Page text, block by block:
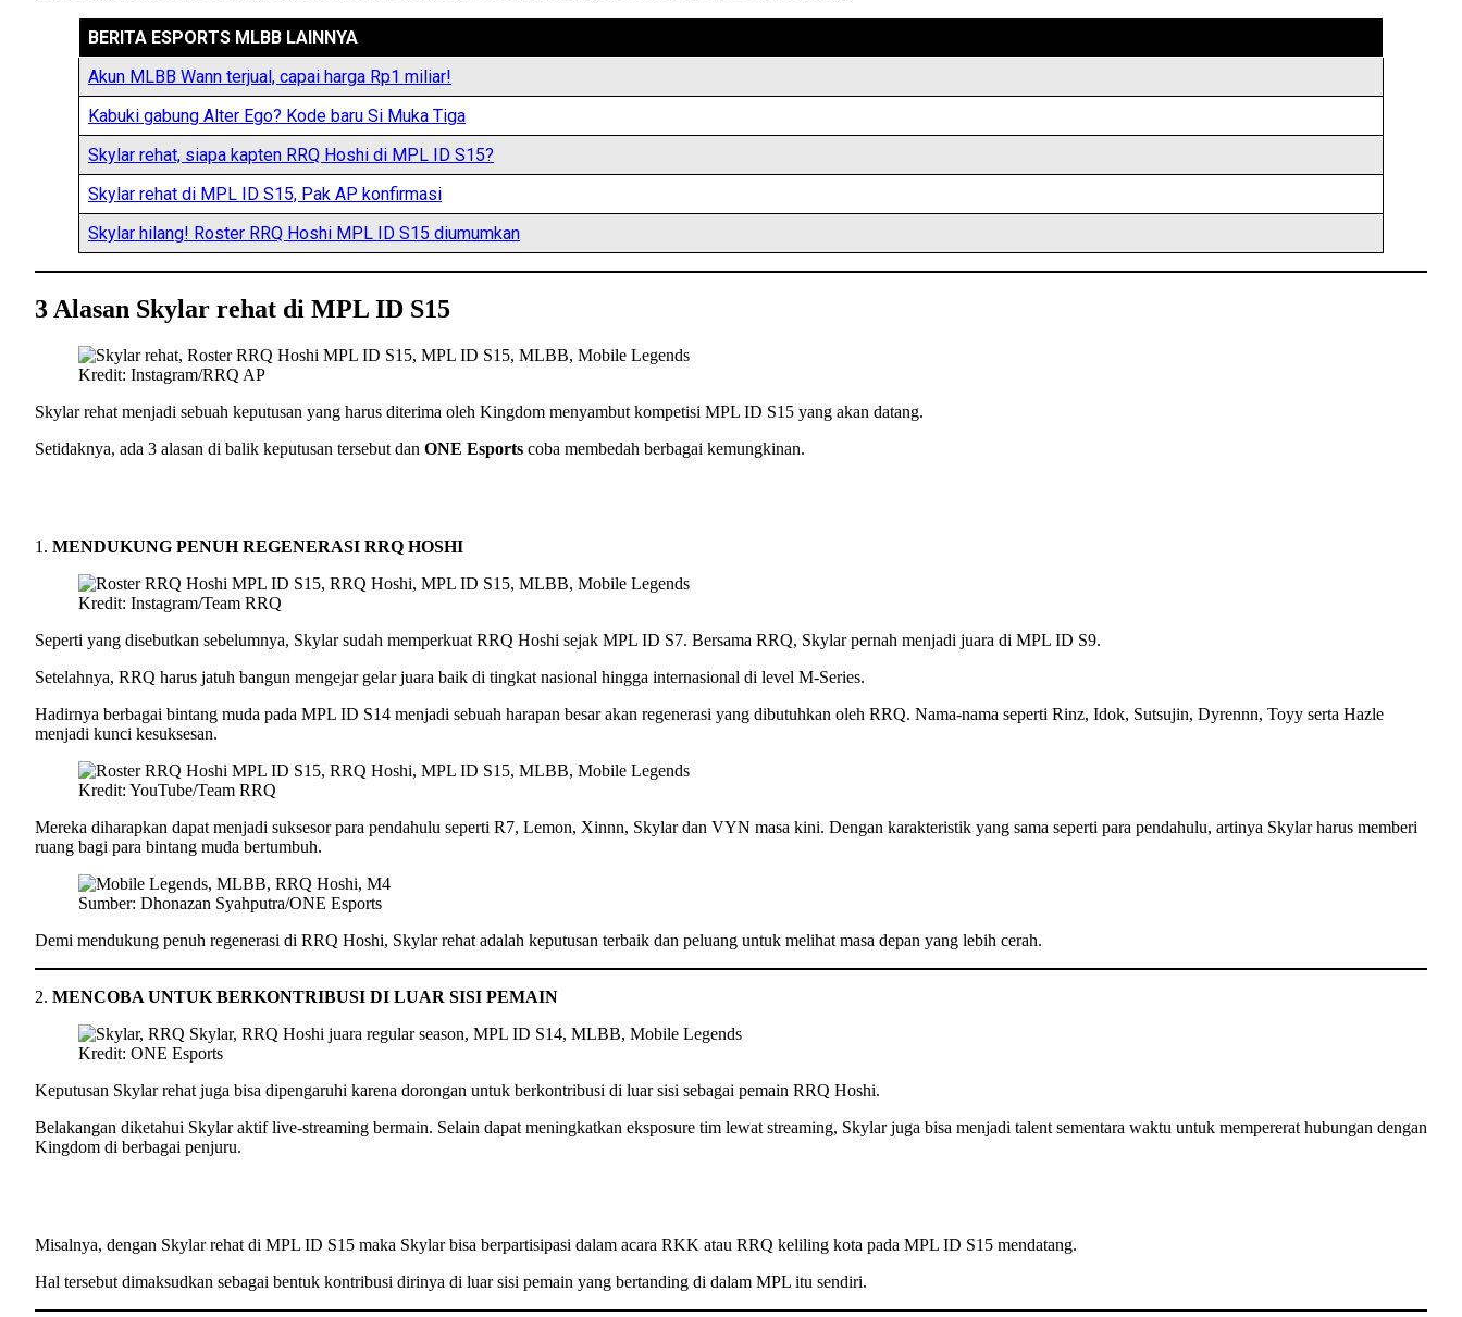
BERITA ESPORTS MLBB LAINNYA
Akun MLBB Wann terjual, capai harga Rp1 miliar!
Kabuki gabung Alter Ego? Kode baru Si Muka Tiga
Skylar rehat, siapa kapten RRQ Hoshi di MPL ID S15?
Skylar rehat di MPL ID S15, Pak AP konfirmasi
Skylar hilang! Roster RRQ Hoshi MPL ID S15 diumumkan
3 Alasan Skylar rehat di MPL ID S15
Kredit: Instagram/RRQ AP
Skylar rehat menjadi sebuah keputusan yang harus diterima oleh Kingdom menyambut kompetisi MPL ID S15 yang akan datang.
Setidaknya, ada 3 alasan di balik keputusan tersebut dan ONE Esports coba membedah berbagai kemungkinan.
1. MENDUKUNG PENUH REGENERASI RRQ HOSHI
Kredit: Instagram/Team RRQ
Seperti yang disebutkan sebelumnya, Skylar sudah memperkuat RRQ Hoshi sejak MPL ID S7. Bersama RRQ, Skylar pernah menjadi juara di MPL ID S9.
Setelahnya, RRQ harus jatuh bangun mengejar gelar juara baik di tingkat nasional hingga internasional di level M-Series.
Hadirnya berbagai bintang muda pada MPL ID S14 menjadi sebuah harapan besar akan regenerasi yang dibutuhkan oleh RRQ. Nama-nama seperti Rinz, Idok, Sutsujin, Dyrennn, Toyy serta Hazle
menjadi kunci kesuksesan.
Kredit: YouTube/Team RRQ
Mereka diharapkan dapat menjadi suksesor para pendahulu seperti R7, Lemon, Xinnn, Skylar dan VYN masa kini. Dengan karakteristik yang sama seperti para pendahulu, artinya Skylar harus memberi
ruang bagi para bintang muda bertumbuh.
Sumber: Dhonazan Syahputra/ONE Esports
Demi mendukung penuh regenerasi di RRQ Hoshi, Skylar rehat adalah keputusan terbaik dan peluang untuk melihat masa depan yang lebih cerah.
2. MENCOBA UNTUK BERKONTRIBUSI DI LUAR SISI PEMAIN
Kredit: ONE Esports
Keputusan Skylar rehat juga bisa dipengaruhi karena dorongan untuk berkontribusi di luar sisi sebagai pemain RRQ Hoshi.
Belakangan diketahui Skylar aktif live-streaming bermain. Selain dapat meningkatkan eksposure tim lewat streaming, Skylar juga bisa menjadi talent sementara waktu untuk mempererat hubungan dengan
Kingdom di berbagai penjuru.
Misalnya, dengan Skylar rehat di MPL ID S15 maka Skylar bisa berpartisipasi dalam acara RKK atau RRQ keliling kota pada MPL ID S15 mendatang.
Hal tersebut dimaksudkan sebagai bentuk kontribusi dirinya di luar sisi pemain yang bertanding di dalam MPL itu sendiri.